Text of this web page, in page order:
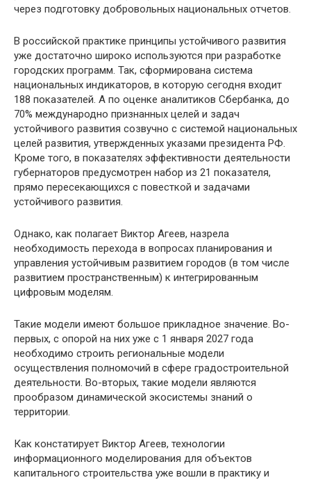
через подготовку добровольных национальных отчетов.
В российской практике принципы устойчивого развития
уже достаточно широко используются при разработке
городских программ. Так, сформирована система
национальных индикаторов, в которую сегодня входит
188 показателей. А по оценке аналитиков Сбербанка, до
70% международно признанных целей и задач
устойчивого развития созвучно с системой национальных
целей развития, утвержденных указами президента РФ.
Кроме того, в показателях эффективности деятельности
губернаторов предусмотрен набор из 21 показателя,
прямо пересекающихся с повесткой и задачами
устойчивого развития.
Однако, как полагает Виктор Агеев, назрела
необходимость перехода в вопросах планирования и
управления устойчивым развитием городов (в том числе
развитием пространственным) к интегрированным
цифровым моделям.
Такие модели имеют большое прикладное значение. Во-
первых, с опорой на них уже с 1 января 2027 года
необходимо строить региональные модели
осуществления полномочий в сфере градостроительной
деятельности. Во-вторых, такие модели являются
прообразом динамической экосистемы знаний о
территории.
Как констатирует Виктор Агеев, технологии
информационного моделирования для объектов
капитального строительства уже вошли в практику и